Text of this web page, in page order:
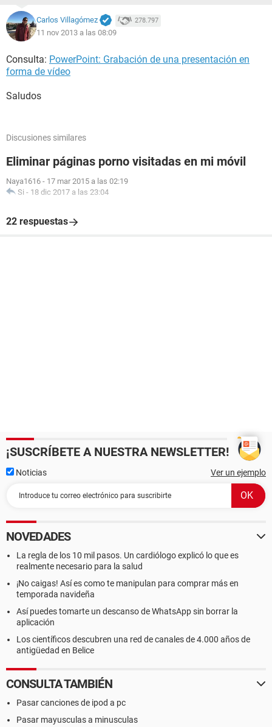
Carlos Villagómez 278.797
11 nov 2013 a las 08:09
Consulta: PowerPoint: Grabación de una presentación en
forma de vídeo
Saludos
Discusiones similares
Eliminar páginas porno visitadas en mi móvil
Naya1616 - 17 mar 2015 a las 02:19
Si - 18 dic 2017 a las 23:04
22 respuestas
¡SUSCRÍBETE A NUESTRA NEWSLETTER!
Noticias Ver un ejemplo
NOVEDADES
La regla de los 10 mil pasos. Un cardiólogo explicó lo que es
realmente necesario para la salud
¡No caigas! Así es como te manipulan para comprar más en
temporada navideña
Así puedes tomarte un descanso de WhatsApp sin borrar la
aplicación
Los científicos descubren una red de canales de 4.000 años de
antigüedad en Belice
CONSULTA TAMBIÉN
Pasar canciones de ipod a pc
Pasar mayusculas a minusculas